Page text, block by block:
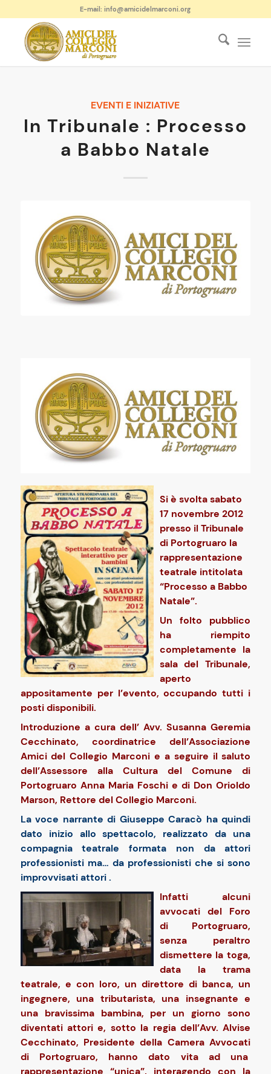
E-mail: info@amicidelmarconi.org
EVENTI E INIZIATIVE
In Tribunale : Processo
a Babbo Natale
Si è svolta sabato
17 novembre 2012
presso il Tribunale
di Portogruaro la
rappresentazione
teatrale intitolata
“Processo a Babbo
Natale”.
Un folto pubblico
ha riempito
completamente la
sala del Tribunale,
aperto
appositamente per l’evento, occupando tutti i
posti disponibili.
Introduzione a cura dell’ Avv. Susanna Geremia
Cecchinato, coordinatrice dell’Associazione
Amici del Collegio Marconi e a seguire il saluto
dell’Assessore alla Cultura del Comune di
Portogruaro Anna Maria Foschi e di Don Orioldo
Marson, Rettore del Collegio Marconi.
La voce narrante di Giuseppe Caracò ha quindi
dato inizio allo spettacolo, realizzato da una
compagnia teatrale formata non da attori
professionisti ma… da professionisti che si sono
improvvisati attori .
Infatti alcuni
avvocati del Foro
di Portogruaro,
senza peraltro
dismettere la toga,
data la trama
teatrale, e con loro, un direttore di banca, un
ingegnere, una tributarista, una insegnante e
una bravissima bambina, per un giorno sono
diventati attori e, sotto la regia dell’Avv. Alvise
Cecchinato, Presidente della Camera Avvocati
di Portogruaro, hanno dato vita ad una